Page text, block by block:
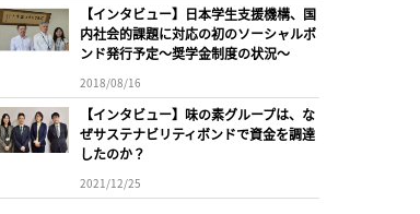
【インタビュー】日本学生支援機構、国
内社会的課題に対応の初のソーシャルボ
ンド発行予定〜奨学金制度の状況〜
2018/08/16
【インタビュー】味の素グループは、な
ぜサステナビリティボンドで資金を調達
したのか？
2021/12/25